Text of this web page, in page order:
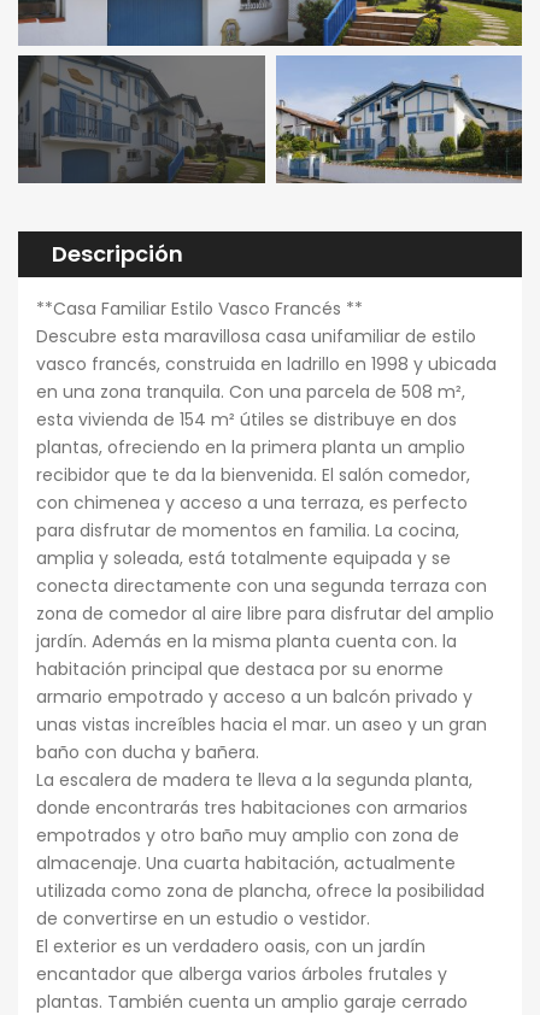
Descripción
**Casa Familiar Estilo Vasco Francés **
Descubre esta maravillosa casa unifamiliar de estilo
vasco francés, construida en ladrillo en 1998 y ubicada
en una zona tranquila. Con una parcela de 508 m²,
esta vivienda de 154 m² útiles se distribuye en dos
plantas, ofreciendo en la primera planta un amplio
recibidor que te da la bienvenida. El salón comedor,
con chimenea y acceso a una terraza, es perfecto
para disfrutar de momentos en familia. La cocina,
amplia y soleada, está totalmente equipada y se
conecta directamente con una segunda terraza con
zona de comedor al aire libre para disfrutar del amplio
jardín. Además en la misma planta cuenta con. la
habitación principal que destaca por su enorme
armario empotrado y acceso a un balcón privado y
unas vistas increíbles hacia el mar. un aseo y un gran
baño con ducha y bañera.
La escalera de madera te lleva a la segunda planta,
donde encontrarás tres habitaciones con armarios
empotrados y otro baño muy amplio con zona de
almacenaje. Una cuarta habitación, actualmente
utilizada como zona de plancha, ofrece la posibilidad
de convertirse en un estudio o vestidor.
El exterior es un verdadero oasis, con un jardín
encantador que alberga varios árboles frutales y
plantas. También cuenta un amplio garaje cerrado